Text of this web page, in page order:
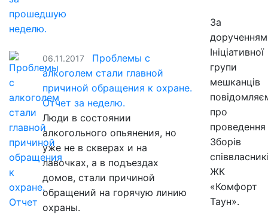
06.11.2017
Проблемы с
алкоголем стали главной
причиной обращения к охране.
Отчет за неделю.
Люди в состоянии
алкогольного опьянения, но
уже не в скверах и на
лавочках, а в подъездах
домов, стали причиной
обращений на горячую линию
охраны.
За
дорученням
Ініціативної
групи
мешканців
про
проведення
Зборів
ЖК
«Комфорт
Таун».